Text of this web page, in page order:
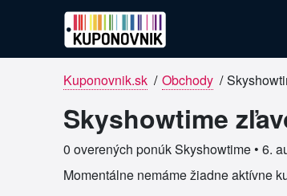
Kuponovnik.sk / Obchody /
Skyshowtime
0 overených ponúk Skyshowtime • 6.
Overené kupóny pre
Momentálne nemáme žiadne aktívne